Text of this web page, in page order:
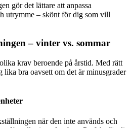
gör det lättare att anpassa
utrymme – skönt för dig som vill
– vinter vs. sommar
krav beroende på årstid. Med rätt
bra oavsett om det är minusgrader
när den inte används och